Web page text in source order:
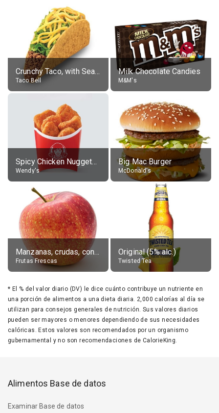
Crunchy Taco, with Seasoned Beef
Taco Bell
Milk Chocolate Candies
M&M's
Spicy Chicken Nuggets, without sauce
Wendy's
Big Mac Burger
McDonald's
Manzanas, crudas, con piel
Frutas Frescas
Original (5% alc.)
Twisted Tea
* El % del valor diario (DV) le dice cuánto contribuye un nutriente en
una porción de alimentos a una dieta diaria. 2,000 calorías al día se
utilizan para consejos generales de nutrición. Sus valores diarios
pueden ser mayores o menores dependiendo de sus necesidades
calóricas. Estos valores son recomendados por un organismo
gubernamental y no son recomendaciones de CalorieKing.
Alimentos Base de datos
Examinar Base de datos